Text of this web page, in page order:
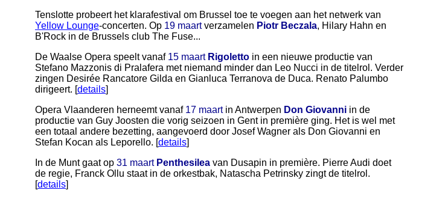
Tenslotte probeert het klarafestival om Brussel toe te voegen aan het netwerk van
Yellow Lounge-concerten. Op 19 maartverzamelen Piotr Beczala, Hilary Hahn en
B'Rock in de Brussels club The Fuse...
De Waalse Opera speelt vanaf 15 maart Rigoletto in een nieuwe productie van
Stefano Mazzonis di Pralafera met niemand minder dan Leo Nucci in de titelrol. Verder
zingen Desirée Rancatore Gilda en Gianluca Terranova de Duca. Renato Palumbo
dirigeert. [details]
Opera Vlaanderen herneemt vanaf 17 maartin Antwerpen Don Giovanni in de
productie van Guy Joosten die vorig seizoen in Gent in première ging. Het is wel met
een totaal andere bezetting, aangevoerd door Josef Wagner als Don Giovanni en
Stefan Kocan als Leporello. [details]
In de Munt gaat op 31 maart Penthesilea van Dusapin in première. Pierre Audi doet
de regie, Franck Ollu staat in de orkestbak, Natascha Petrinsky zingt de titelrol.
[details]